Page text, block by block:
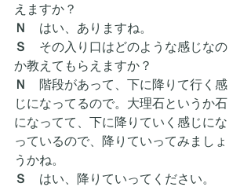
えますか？
Ｎ
はい、ありますね。
Ｓ その入り口はどのような感じなの
か教えてもらえますか？
Ｎ
階段があって、下に降りて行く感
じになってるので。大理石というか石
になってて、下に降りていく感じにな
っているので、降りていってみましょ
うかね。
Ｓ はい、降りていってください。